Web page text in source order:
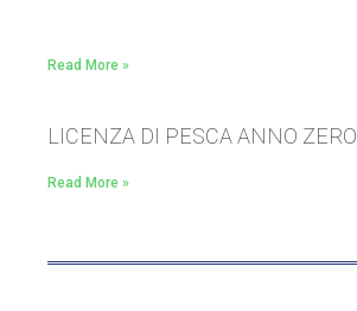
Read More »
LICENZA DI PESCA ANNO ZERO
Read More »